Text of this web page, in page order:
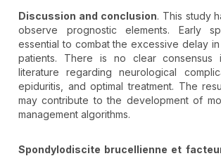
Discussion and conclusion. This study
observe prognostic elements. Early
essential to combat the excessive delay
patients. There is no clear consensus
literature regarding neurological
epiduritis, and optimal treatment. The
may contribute to the development of
management algorithms.
Spondylodiscite brucellienne et